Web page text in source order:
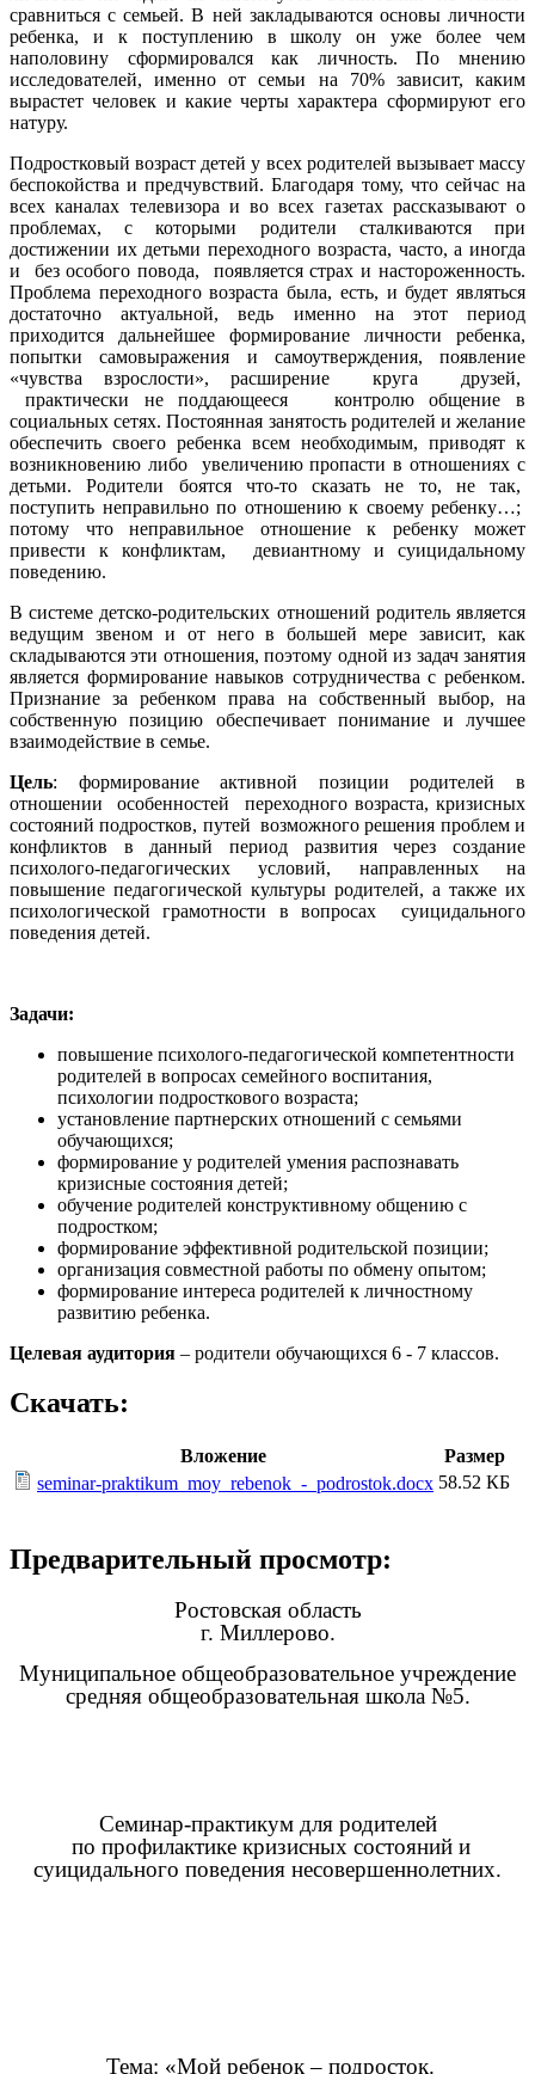
сравниться с семьей. В ней закладываются основы личности
ребенка, и к поступлению в школу он уже более чем
наполовину сформировался как личность. По мнению
исследователей, именно от семьи на 70% зависит, каким
вырастет человек и какие черты характера сформируют его
натуру.
Подростковый возраст детей у всех родителей вызывает массу
беспокойства и предчувствий. Благодаря тому, что сейчас на
всех каналах телевизора и во всех газетах рассказывают о
проблемах, с которыми родители сталкиваются при
достижении их детьми переходного возраста, часто, а иногда
и без особого повода, появляется страх и настороженность.
Проблема переходного возраста была, есть, и будет являться
достаточно актуальной, ведь именно на этот период
приходится дальнейшее формирование личности ребенка,
попытки самовыражения и самоутверждения, появление
«чувства взрослости», расширение круга друзей,
практически не поддающееся контролю общение в
социальных сетях. Постоянная занятость родителей и желание
обеспечить своего ребенка всем необходимым, приводят к
возникновению либо увеличению пропасти в отношениях с
детьми. Родители боятся что-то сказать не то, не так,
поступить неправильно по отношению к своему ребенку…;
потому что неправильное отношение к ребенку может
привести к конфликтам, девиантному и суицидальному
поведению.
В системе детско-родительских отношений родитель является
ведущим звеном и от него в большей мере зависит, как
складываются эти отношения, поэтому одной из задач занятия
является формирование навыков сотрудничества с ребенком.
Признание за ребенком права на собственный выбор, на
собственную позицию обеспечивает понимание и лучшее
взаимодействие в семье.
Цель: формирование активной позиции родителей в
отношении особенностей переходного возраста, кризисных
состояний подростков, путей возможного решения проблем и
конфликтов в данный период развития через создание
психолого-педагогических условий, направленных на
повышение педагогической культуры родителей, а также их
психологической грамотности в вопросах суицидального
поведения детей.
Задачи:
повышение психолого-педагогической компетентности
родителей в вопросах семейного воспитания,
психологии подросткового возраста;
установление партнерских отношений с семьями
обучающихся;
формирование у родителей умения распознавать
кризисные состояния детей;
обучение родителей конструктивному общению с
подростком;
формирование эффективной родительской позиции;
организация совместной работы по обмену опытом;
формирование интереса родителей к личностному
развитию ребенка.
Целевая аудитория – родители обучающихся 6 - 7 классов.
Скачать:
Вложение
Размер
seminar-praktikum_moy_rebenok_-_podrostok.docx 58.52 КБ
Предварительный просмотр:
Ростовская область
г. Миллерово.
Муниципальное общеобразовательное учреждение
средняя общеобразовательная школа №5.
Семинар-практикум для родителей
по профилактике кризисных состояний и
суицидального поведения несовершеннолетних.
Тема: «Мой ребенок – подросток.